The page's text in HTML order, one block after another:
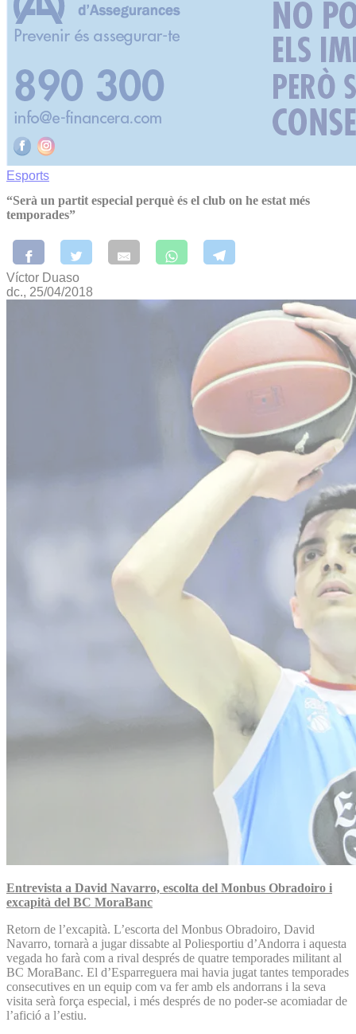
Esports
“Serà un partit especial perquè és el club on he estat més
temporades”
Víctor Duaso
dc., 25/04/2018
Entrevista a David Navarro, escolta del Monbus Obradoiro i
excapità del BC MoraBanc
Retorn de l’excapità. L’escorta del Monbus Obradoiro, David
Navarro, tornarà a jugar dissabte al Poliesportiu d’Andorra i aquesta
vegada ho farà com a rival després de quatre temporades militant al
BC MoraBanc. El d’Esparreguera mai havia jugat tantes temporades
consecutives en un equip com va fer amb els andorrans i la seva
visita serà força especial, i més després de no poder-se acomiadar de
l’afició a l’estiu.